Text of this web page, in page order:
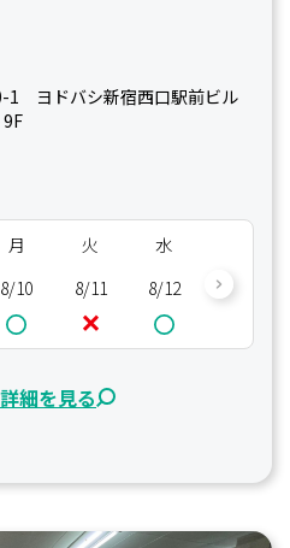
1 ヨドバシ新宿西口駅前ビル
月
8/10
火
8/11
水
8/12
8/13
細を見る